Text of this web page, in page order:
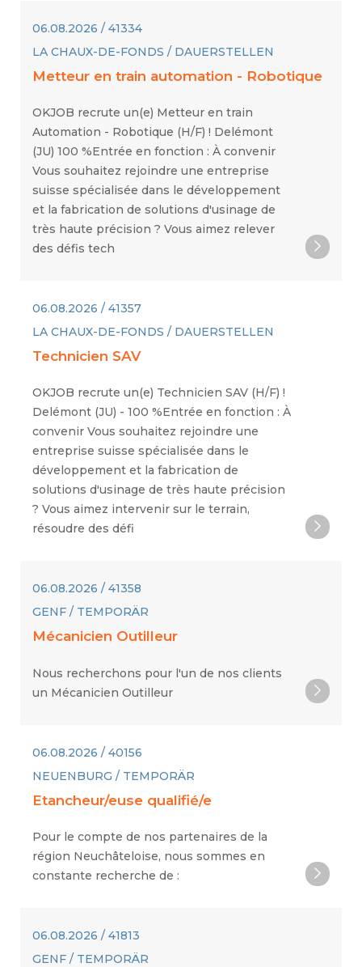
06.08.2026 / 41334
LA CHAUX-DE-FONDS / DAUERSTELLEN
Metteur en train automation - Robotique
OKJOB recrute un(e) Metteur en train
Automation - Robotique (H/F) ! Delémont
(JU) 100 %Entrée en fonction : À convenir
Vous souhaitez rejoindre une entreprise
suisse spécialisée dans le développement
et la fabrication de solutions d'usinage de
très haute précision ? Vous aimez relever
des défis tech
06.08.2026 / 41357
LA CHAUX-DE-FONDS / DAUERSTELLEN
Technicien SAV
OKJOB recrute un(e) Technicien SAV (H/F) !
Delémont (JU) - 100 %Entrée en fonction : À
convenir Vous souhaitez rejoindre une
entreprise suisse spécialisée dans le
développement et la fabrication de
solutions d'usinage de très haute précision
? Vous aimez intervenir sur le terrain,
résoudre des défi
06.08.2026 / 41358
GENF / TEMPORÄR
Mécanicien Outilleur
Nous recherchons pour l'un de nos clients
un Mécanicien Outilleur
06.08.2026 / 40156
NEUENBURG / TEMPORÄR
Etancheur/euse qualifié/e
Pour le compte de nos partenaires de la
région Neuchâteloise, nous sommes en
constante recherche de :
06.08.2026 / 41813
GENF / TEMPORÄR